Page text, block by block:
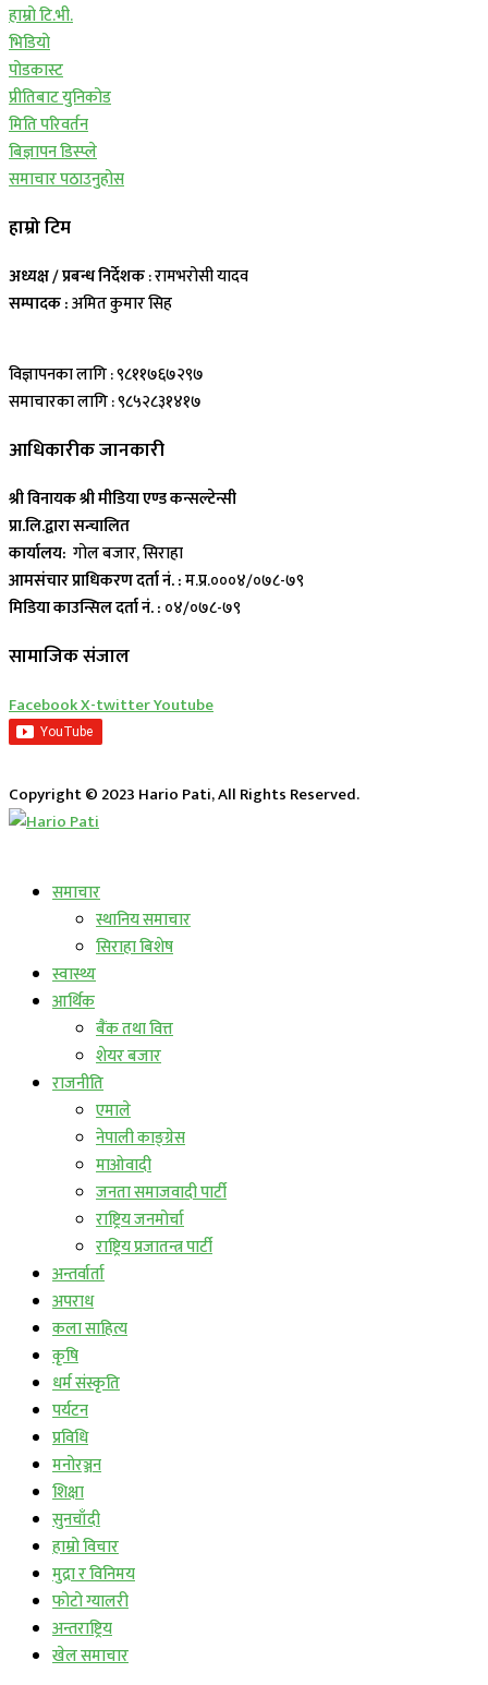
हाम्रो टि.भी.
भिडियो
पोडकास्ट
प्रीतिबाट युनिकोड
मिति परिवर्तन
बिज्ञापन डिस्प्ले
समाचार पठाउनुहोस
हाम्रो टिम
अध्यक्ष / प्रबन्ध निर्देशक: रामभरोसी यादव
सम्पादक :अमित कुमार सिह
विज्ञापनका लागि : ९८११७६७२९७
समाचारका लागि : ९८५२८३१४१७
आधिकारीक जानकारी
श्री विनायक श्री मीडिया एण्ड कन्सल्टेन्सी
प्रा.लि.द्वारा सन्चालित
कार्यालय: गोल बजार, सिराहा
आमसंचार प्राधिकरण दर्ता नं. :म.प्र.०००४/०७८-७९
मिडिया काउन्सिल दर्ता नं. : ०४/०७८-७९
सामाजिक संजाल
FacebookX-twitterYoutube
Copyright © 2023 Hario Pati, All Rights Reserved.
समाचार
स्थानिय समाचार
सिराहा बिशेष
स्वास्थ्य
आर्थिक
बैंक तथा वित्त
शेयर बजार
राजनीति
एमाले
नेपाली काङ्ग्रेस
माओवादी
जनता समाजवादी पार्टी
राष्ट्रिय जनमोर्चा
राष्ट्रिय प्रजातन्त्र पार्टी
अन्तर्वार्ता
अपराध
कला साहित्य
कृषि
धर्म संस्कृति
पर्यटन
प्रविधि
मनोरञ्जन
शिक्षा
सुनचाँदी
हाम्रो विचार
मुद्रा र विनिमय
फोटो ग्यालरी
अन्तराष्ट्रिय
खेल समाचार